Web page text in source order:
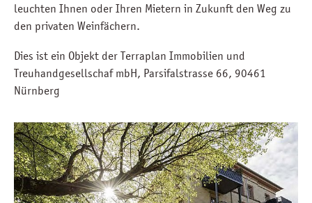
leuchten Ihnen oder Ihren Mietern in Zukunft den Weg zu
den privaten Weinfächern.
Dies ist ein Objekt der Terraplan Immobilien und
Treuhandgesellschaf mbH, Parsifalstrasse 66, 90461
Nürnberg